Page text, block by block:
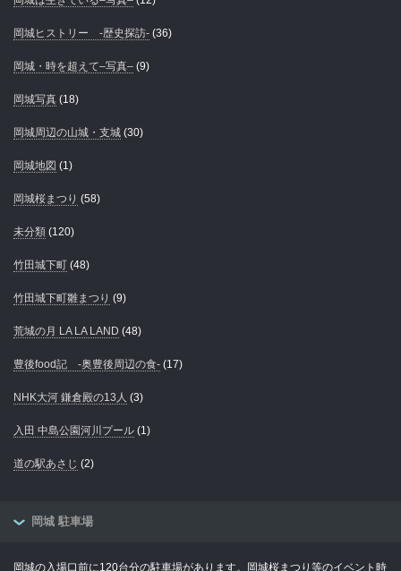
岡城ヒストリー -歴史探訪- (36)
岡城・時を超えて–写真– (9)
岡城写真 (18)
岡城周辺の山城・支城 (30)
岡城地図 (1)
岡城桜まつり (58)
未分類 (120)
竹田城下町 (48)
竹田城下町雛まつり (9)
荒城の月 LA LA LAND (48)
豊後food記 -奥豊後周辺の食- (17)
NHK大河 鎌倉殿の13人 (3)
入田 中島公園河川プール (1)
道の駅あさじ (2)
岡城 駐車場
岡城の入場口前に120台分の駐車場があります。岡城桜まつり等のイベント時